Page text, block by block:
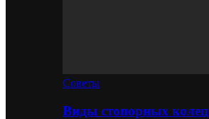
Советы
Виды стопорных колец